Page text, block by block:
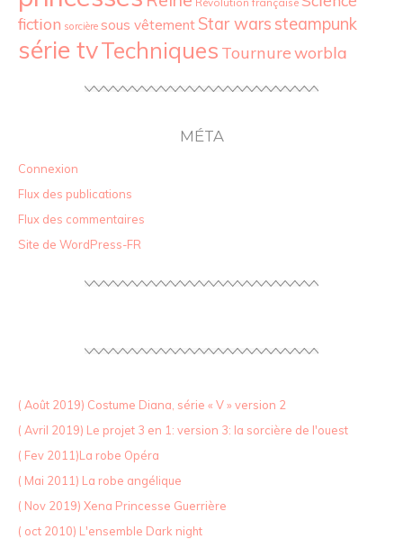
fiction sorcière sous vêtement Star wars steampunk
série tvTechniques Tournureworbla
MÉTA
Connexion
Flux des publications
Flux des commentaires
Site de WordPress-FR
( Août 2019) Costume Diana, série « V » version 2
( Avril 2019) Le projet 3 en 1: version 3: la sorcière de l'ouest
( Fev 2011)La robe Opéra
( Mai 2011) La robe angélique
( Nov 2019) Xena Princesse Guerrière
( oct 2010) L'ensemble Dark night